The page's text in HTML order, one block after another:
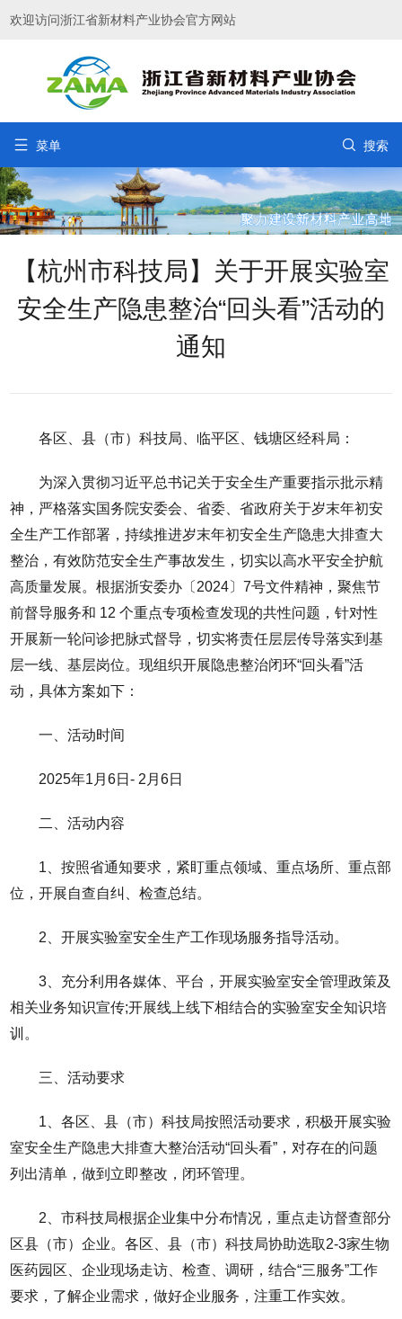
欢迎访问浙江省新材料产业协会官方网站
 菜单  搜索
【杭州市科技局】关于开展实验室
安全生产隐患整治“回头看”活动的
通知
各区、县（市）科技局、临平区、钱塘区经科局：
为深入贯彻习近平总书记关于安全生产重要指示批示精
神，严格落实国务院安委会、省委、省政府关于岁末年初安
全生产工作部署，持续推进岁末年初安全生产隐患大排查大
整治，有效防范安全生产事故发生，切实以高水平安全护航
高质量发展。根据浙安委办〔2024〕7号文件精神，聚焦节
前督导服务和 12 个重点专项检查发现的共性问题，针对性
开展新一轮问诊把脉式督导，切实将责任层层传导落实到基
层一线、基层岗位。现组织开展隐患整治闭环“回头看”活
动，具体方案如下：
一、活动时间
2025年1月6日- 2月6日
二、活动内容
1、按照省通知要求，紧盯重点领域、重点场所、重点部
位，开展自查自纠、检查总结。
2、开展实验室安全生产工作现场服务指导活动。
3、充分利用各媒体、平台，开展实验室安全管理政策及
相关业务知识宣传;开展线上线下相结合的实验室安全知识培
训。
三、活动要求
1、各区、县（市）科技局按照活动要求，积极开展实验
室安全生产隐患大排查大整治活动“回头看”，对存在的问题
列出清单，做到立即整改，闭环管理。
2、市科技局根据企业集中分布情况，重点走访督查部分
区县（市）企业。各区、县（市）科技局协助选取2-3家生物
医药园区、企业现场走访、检查、调研，结合“三服务”工作
要求，了解企业需求，做好企业服务，注重工作实效。